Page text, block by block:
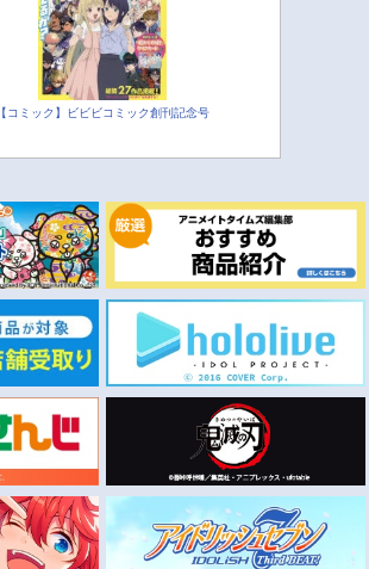
【コミック】ビビビコミック創刊記念号